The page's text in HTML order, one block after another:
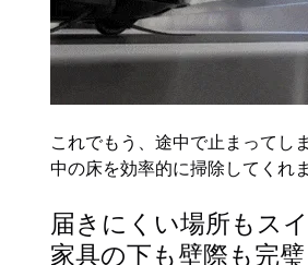
これでもう、途中で止まってし
中の床を効率的に掃除してくれま
届きにくい場所もス
家具の下も壁際も完璧